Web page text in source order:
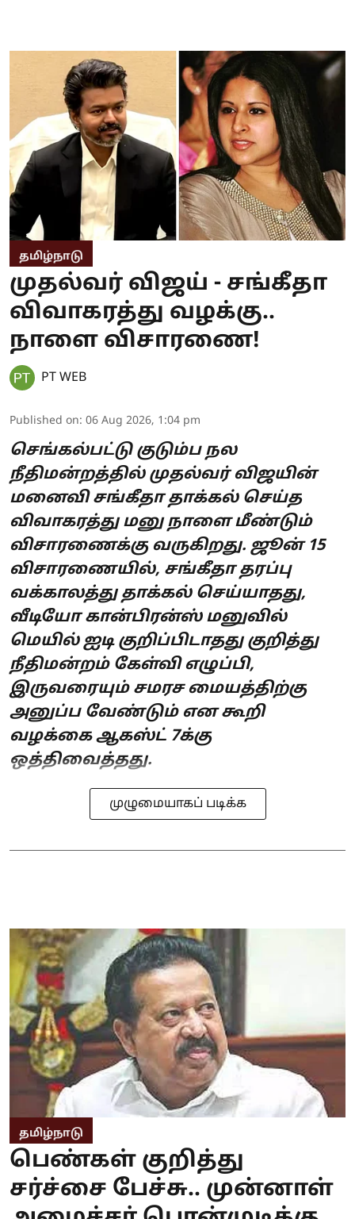
தமிழ்நாடு
முதல்வர் விஜய் - சங்கீதா
விவாகரத்து வழக்கு..
நாளை விசாரணை!
PT WEB
Published on: 06 Aug 2026, 1:04 pm
செங்கல்பட்டு குடும்ப நல
நீதிமன்றத்தில் முதல்வர் விஜயின்
மனைவி சங்கீதா தாக்கல் செய்த
விவாகரத்து மனு நாளை மீண்டும்
விசாரணைக்கு வருகிறது. ஜூன் 15
விசாரணையில், சங்கீதா தரப்பு
வக்காலத்து தாக்கல் செய்யாதது,
வீடியோ கான்பிரன்ஸ் மனுவில்
மெயில் ஐடி குறிப்பிடாதது குறித்து
நீதிமன்றம் கேள்வி எழுப்பி,
இருவரையும் சமரச மையத்திற்கு
அனுப்ப வேண்டும் என கூறி
வழக்கை ஆகஸ்ட் 7க்கு
ஒத்திவைத்தது.
முழுமையாகப் படிக்க
தமிழ்நாடு
பெண்கள் குறித்து
சர்ச்சை பேச்சு.. முன்னாள்